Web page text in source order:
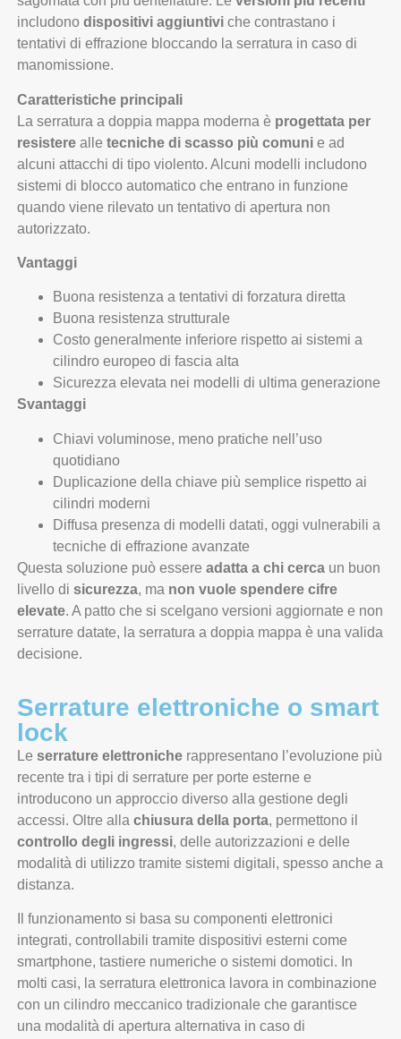
includono dispositivi aggiuntiviche contrastano i
tentativi di effrazione bloccando la serratura in caso di
manomissione.
Caratteristiche principali
La serratura a doppia mappa moderna è progettata per
resisterealle tecniche di scasso più comunie ad
alcuni attacchi di tipo violento. Alcuni modelli includono
sistemi di blocco automatico che entrano in funzione
quando viene rilevato un tentativo di apertura non
autorizzato.
Vantaggi
Buona resistenza a tentativi di forzatura diretta
Buona resistenza strutturale
Costo generalmente inferiore rispetto ai sistemi a
cilindro europeo di fascia alta
Sicurezza elevata nei modelli di ultima generazione
Svantaggi
Chiavi voluminose, meno pratiche nell’uso
quotidiano
Duplicazione della chiave più semplice rispetto ai
cilindri moderni
Diffusa presenza di modelli datati, oggi vulnerabili a
tecniche di effrazione avanzate
Questa soluzione può essere adatta a chi cercaun buon
livello di sicurezza, ma non vuole spendere cifre
elevate. A patto che si scelgano versioni aggiornate e non
serrature datate, la serratura a doppia mappa è una valida
decisione.
Serrature elettroniche o smart
lock
Le serrature elettronicherappresentano l’evoluzione più
recente tra i tipi di serrature per porte esterne e
introducono un approccio diverso alla gestione degli
accessi. Oltre alla chiusura della porta, permettono il
controllo degli ingressi, delle autorizzazioni e delle
modalità di utilizzo tramite sistemi digitali, spesso anche a
distanza.
Il funzionamento si basa su componenti elettronici
integrati, controllabili tramite dispositivi esterni come
smartphone, tastiere numeriche o sistemi domotici. In
molti casi, la serratura elettronica lavora in combinazione
con un cilindro meccanico tradizionale che garantisce
una modalità di apertura alternativa in caso di